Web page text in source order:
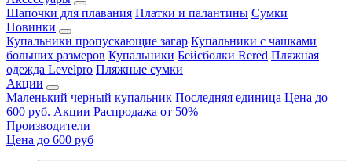
Шапочки для плавания Платки и палантины Сумки
Новинки
Купальники пропускающие загар Купальники с чашками
больших размеров Купальники Бейсболки Rered Пляжная
одежда Levelpro Пляжные сумки
Акции
Маленький черный купальник Последняя единица Цена до
600 руб. Акции Распродажа от 50%
Производители
Цена до 600 руб